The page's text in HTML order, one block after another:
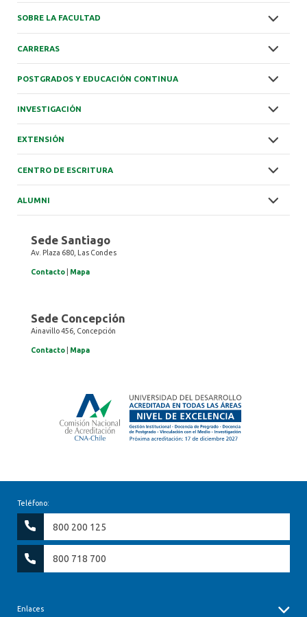
SOBRE LA FACULTAD
CARRERAS
POSTGRADOS Y EDUCACIÓN CONTINUA
INVESTIGACIÓN
EXTENSIÓN
CENTRO DE ESCRITURA
ALUMNI
Sede Santiago
Av. Plaza 680, Las Condes
Contacto Mapa
Sede Concepción
Ainavillo 456, Concepción
Contacto Mapa
Teléfono:
800 200 125
800 718 700
Enlaces